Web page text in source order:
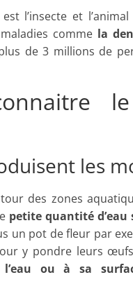
l’insecte et
comme la
de 3 millions de
les
des zones
petite quantité d’eau
un pot de fleur par
y pondre leurs
ou à sa